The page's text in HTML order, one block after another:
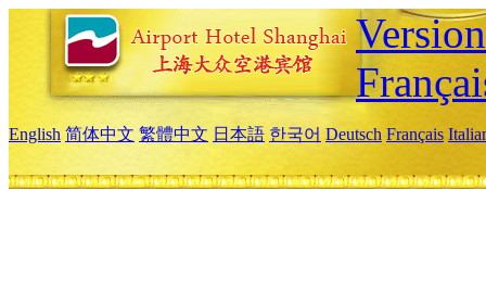
English 简体中文 繁體中文 日本語 한국어 Deutsch Français